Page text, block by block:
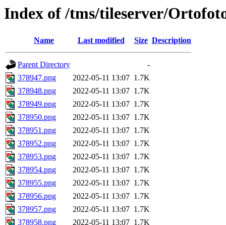
Index of /tms/tileserver/
Name Last modified Size Description
Parent Directory
-
378947.png
2022-05-11 13:07 1.7K
378948.png
2022-05-11 13:07 1.7K
378949.png
2022-05-11 13:07 1.7K
378950.png
2022-05-11 13:07 1.7K
378951.png
2022-05-11 13:07 1.7K
378952.png
2022-05-11 13:07 1.7K
378953.png
2022-05-11 13:07 1.7K
378954.png
2022-05-11 13:07 1.7K
378955.png
2022-05-11 13:07 1.7K
378956.png
2022-05-11 13:07 1.7K
378957.png
2022-05-11 13:07 1.7K
378958.png
2022-05-11 13:07 1.7K